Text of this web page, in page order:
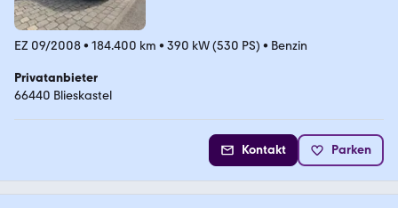
EZ 09/2008• 184.400 km • 390 kW (530 PS) • Benzin
Privatanbieter
66440 Blieskastel
Kontakt Parken